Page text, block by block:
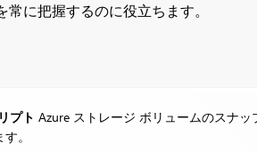
に把握するのに役立ちます。
プト Azure ストレージ ボリュームのスナ
。